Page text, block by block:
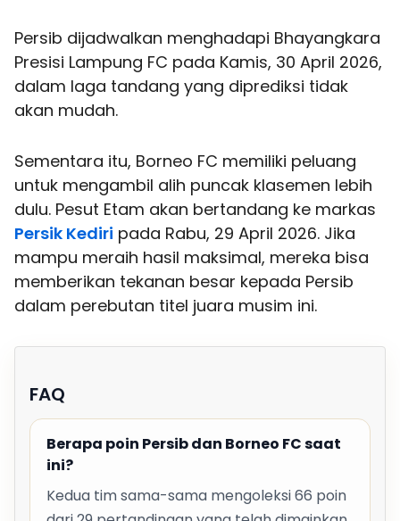
Persib dijadwalkan menghadapi Bhayangkara
Presisi Lampung FC pada Kamis, 30 April 2026,
dalam laga tandang yang diprediksi tidak
akan mudah.
Sementara itu, Borneo FC memiliki peluang
untuk mengambil alih puncak klasemen lebih
dulu. Pesut Etam akan bertandang ke markas
Persik Kediri pada Rabu, 29 April 2026. Jika
mampu meraih hasil maksimal, mereka bisa
memberikan tekanan besar kepada Persib
dalam perebutan titel juara musim ini.
FAQ
Berapa poin Persib dan Borneo FC saat
ini?
Kedua tim sama-sama mengoleksi 66 poin